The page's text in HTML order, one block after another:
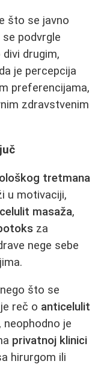
što se javno
podvrgle
drugim,
je percepcija
preferencijama,
zdravstvenim
tretmana
u motivaciji,
masaža,
za
nege sebe
što se
reč o anticelulit
neophodno je
privatnoj klinici
hirurgom ili